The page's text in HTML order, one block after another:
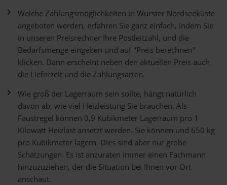
Welche Zahlungsmöglichkeiten in Wurster Nordseeküste
angeboten werden, erfahren Sie ganz einfach, indem Sie
in unseren Preisrechner Ihre Postleitzahl, und die
Bedarfsmenge eingeben und auf "Preis berechnen"
klicken. Dann erscheint neben den aktuellen Preis auch
die Lieferzeit und die Zahlungsarten.
Wie groß der Lagerraum sein sollte, hängt natürlich
davon ab, wie viel Heizleistung Sie brauchen. Als
Faustregel können 0,9 Kubikmeter Lagerraum pro 1
Kilowatt Heizlast ansetzt werden. Sie können und 650 kg
pro Kubikmeter lagern. Dies sind aber nur grobe
Schätzungen. Es ist anzuraten immer einen Fachmann
hinzuzuziehen, der die Situation bei Ihnen vor Ort
anschaut.